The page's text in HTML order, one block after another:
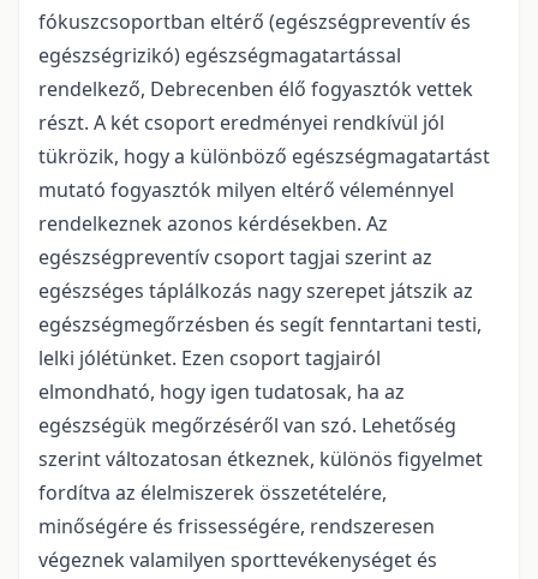
fókuszcsoportban eltérő (egészségpreventív és
egészségrizikó) egészségmagatartással
rendelkező, Debrecenben élő fogyasztók vettek
részt. A két csoport eredményei rendkívül jól
tükrözik, hogy a különböző egészségmagatartást
mutató fogyasztók milyen eltérő véleménnyel
rendelkeznek azonos kérdésekben. Az
egészségpreventív csoport tagjai szerint az
egészséges táplálkozás nagy szerepet játszik az
egészségmegőrzésben és segít fenntartani testi,
lelki jólétünket. Ezen csoport tagjairól
elmondható, hogy igen tudatosak, ha az
egészségük megőrzéséről van szó. Lehetőség
szerint változatosan étkeznek, különös figyelmet
fordítva az élelmiszerek összetételére,
minőségére és frissességére, rendszeresen
végeznek valamilyen sporttevékenységet és